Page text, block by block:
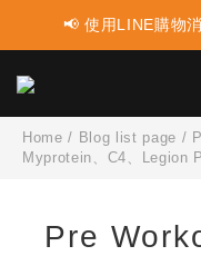
📢 蛋白點
📢 使用LINE購物
Home / Blog list page /
Myprotein、C4、Legion
Pre